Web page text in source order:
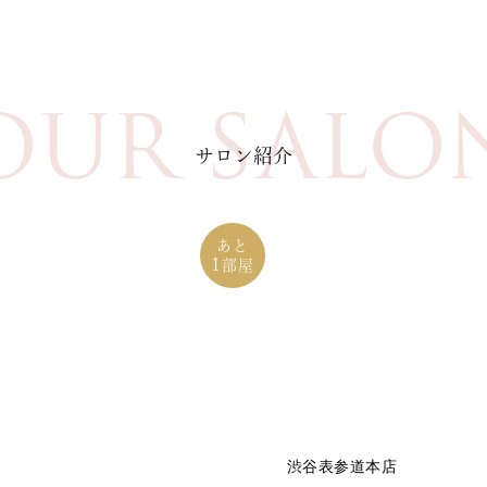
サロン紹介
あと
1 部屋
渋谷表参道本店